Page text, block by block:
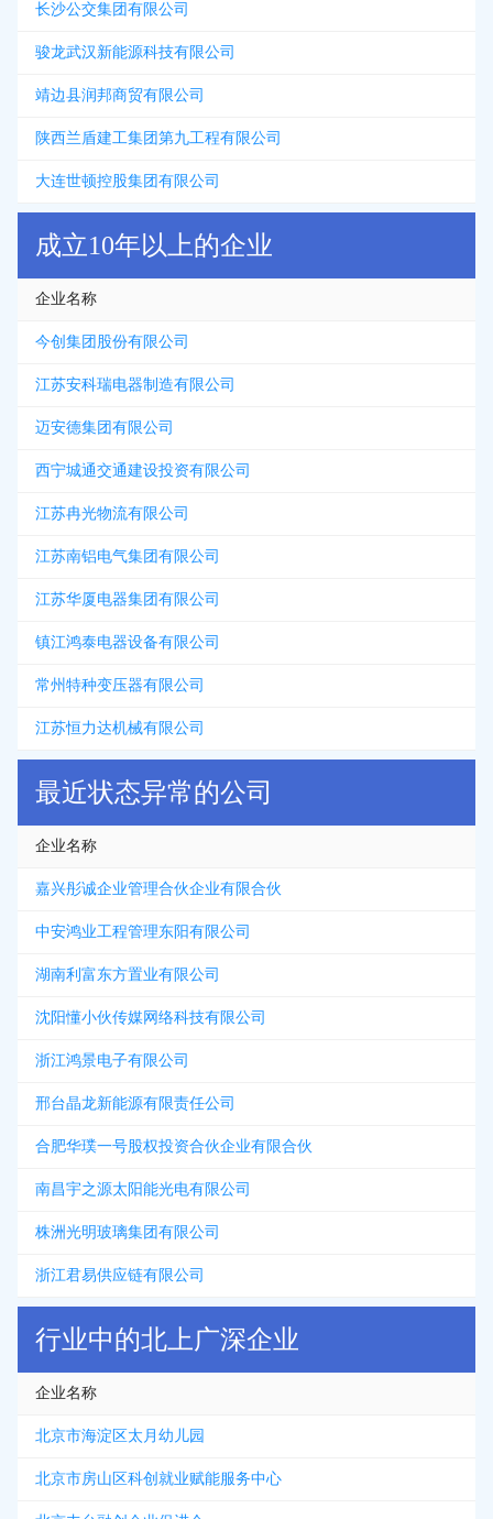
长沙公交集团有限公司
骏龙武汉新能源科技有限公司
靖边县润邦商贸有限公司
陕西兰盾建工集团第九工程有限公司
大连世顿控股集团有限公司
成立10年以上的企业
企业名称
今创集团股份有限公司
江苏安科瑞电器制造有限公司
迈安德集团有限公司
西宁城通交通建设投资有限公司
江苏冉光物流有限公司
江苏南铝电气集团有限公司
江苏华厦电器集团有限公司
镇江鸿泰电器设备有限公司
常州特种变压器有限公司
江苏恒力达机械有限公司
最近状态异常的公司
企业名称
嘉兴彤诚企业管理合伙企业有限合伙
中安鸿业工程管理东阳有限公司
湖南利富东方置业有限公司
沈阳懂小伙传媒网络科技有限公司
浙江鸿景电子有限公司
邢台晶龙新能源有限责任公司
合肥华璞一号股权投资合伙企业有限合伙
南昌宇之源太阳能光电有限公司
株洲光明玻璃集团有限公司
浙江君易供应链有限公司
行业中的北上广深企业
企业名称
北京市海淀区太月幼儿园
北京市房山区科创就业赋能服务中心